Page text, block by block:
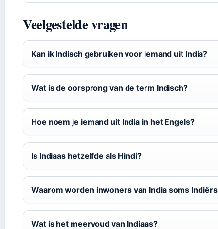
Veelgestelde vragen
Kan ik Indisch gebruiken voor iemand uit India?
Wat is de oorsprong van de term Indisch?
Hoe noem je iemand uit India in het Engels?
Is Indiaas hetzelfde als Hindi?
Waarom worden inwoners van India soms
Wat is het meervoud van Indiaas?